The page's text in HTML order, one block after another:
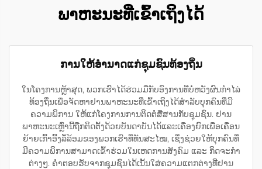
ພາຫະນະທີ່ເຂົ້າເຖິງໄດ້
ການໃຫ້ອຳນາດແກ່ຊຸມຊົນທ້ອງຖິ່ນ
ໃນໂຄງການຫຼ້າສຸດ, ພວກເຮົາໄດ້ຮ່ວມມືກັບອົງການທີ່ບໍ່ຫວັງຜົນກຳໄລ່
ທ້ອງຖິ່ນເພື່ອຈັດຫາຢານພາຫະນະທີ່ເຂົ້າເຖິງໄດ້ສຳລັບບຸກຄົນທີ່ມີ
ຄວາມພິການ ໃຫ້ແກ່ໂຄງການການຕິດຕໍ່ສື່ສານກັບຊຸມຊົນ. ຢານ
ພາຫະນະເຫຼົ່ານີ້ຖືກຕິດຕັ້ງດ້ວຍບັນດາບັນໄດ້ແລະເຄື່ອງຍົກເພື່ອເຄື່ອນ
ຍ້າຍເກົ້າອີ້ງລໍ້ລ້ອມຂອງພວກເຮົາທີ່ທັນສະໄໝ, ເຊິ່ງຊ່ວຍໃຫ້ບຸກຄົນທີ່
ມີຄວາມພິການສາມາດເຂົ້າຮ່ວມໃນເຫດການສັງຄົມ ແລະ ກິດຈະກຳ
ຕ່າງໆ. ຄຳຕອບຮັບຈາກຊຸມຊົນໄດ້ເນັ້ນໃສ່ຄວາມແຕກຕ່າງທີ່ຢານ